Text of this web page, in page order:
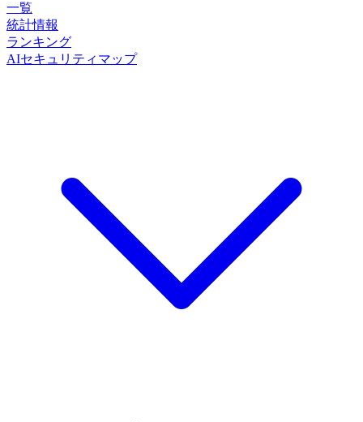
一覧
統計情報
ランキング
AIセキュリティマップ